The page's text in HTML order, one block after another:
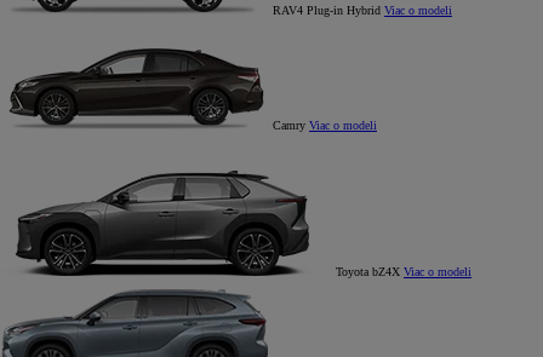
RAV4 Plug-in Hybrid Viac o modeli
Camry Viac o modeli
Toyota bZ4X Viac o modeli